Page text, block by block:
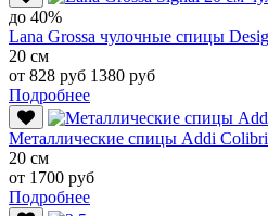
до 40%
Lana Grossa чулочные спицы
20 см
от 828 руб 1380 руб
Подробнее
Металлические спицы Addi
20 см
от 1700 руб
Подробнее